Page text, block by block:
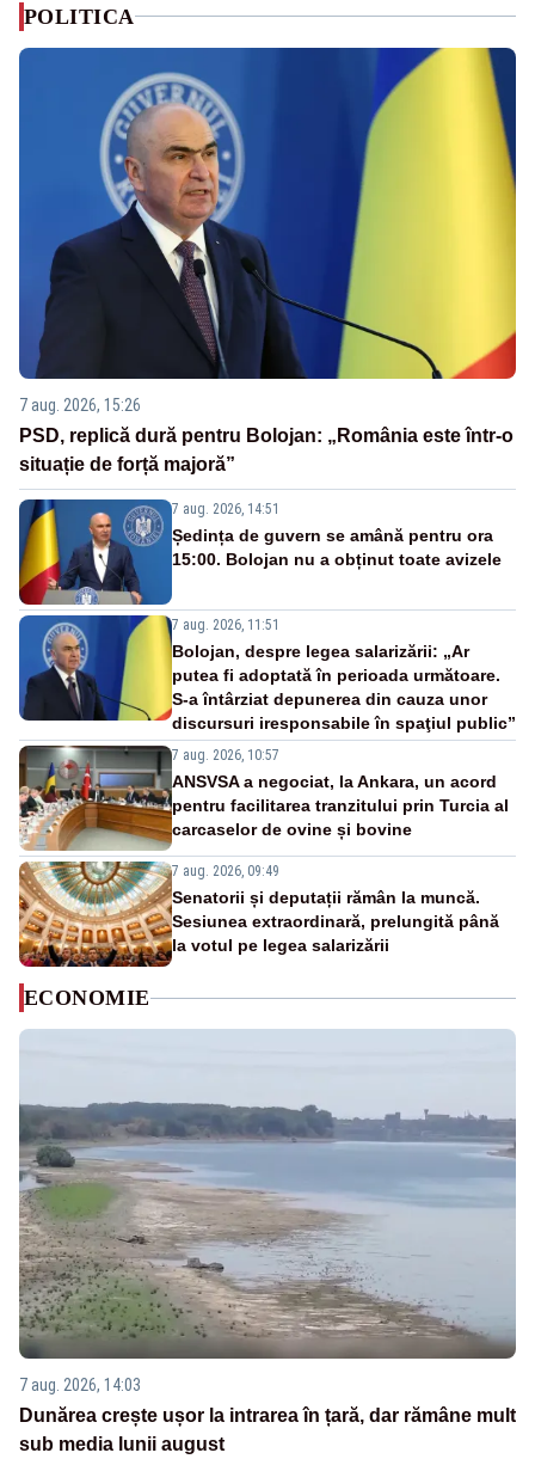
POLITICA
7 aug. 2026, 15:26
PSD, replică dură pentru Bolojan: „România este într-o
situație de forță majoră”
7 aug. 2026, 14:51
Ședința de guvern se amână pentru ora
15:00. Bolojan nu a obținut toate avizele
7 aug. 2026, 11:51
Bolojan, despre legea salarizării: „Ar
putea fi adoptată în perioada următoare.
S-a întârziat depunerea din cauza unor
discursuri iresponsabile în spaţiul public”
7 aug. 2026, 10:57
ANSVSA a negociat, la Ankara, un acord
pentru facilitarea tranzitului prin Turcia al
carcaselor de ovine și bovine
7 aug. 2026, 09:49
Senatorii și deputații rămân la muncă.
Sesiunea extraordinară, prelungită până
la votul pe legea salarizării
ECONOMIE
7 aug. 2026, 14:03
Dunărea crește ușor la intrarea în țară, dar rămâne mult
sub media lunii august